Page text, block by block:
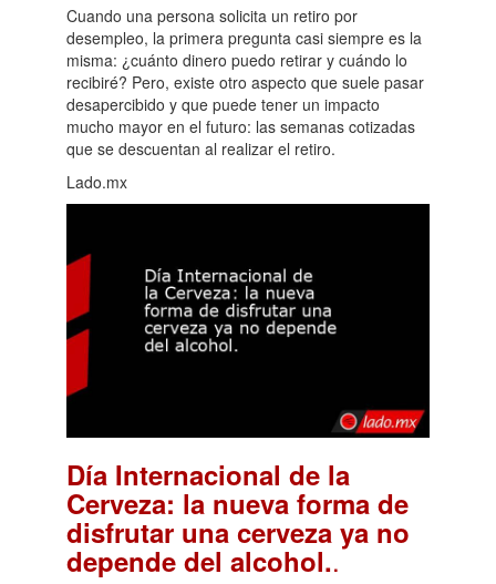
Cuando una persona solicita un retiro por
desempleo, la primera pregunta casi siempre es la
misma: ¿cuánto dinero puedo retirar y cuándo lo
recibiré? Pero, existe otro aspecto que suele pasar
desapercibido y que puede tener un impacto
mucho mayor en el futuro: las semanas cotizadas
que se descuentan al realizar el retiro.
Lado.mx
Día Internacional de la
Cerveza: la nueva forma de
disfrutar una cerveza ya no
depende del alcohol..